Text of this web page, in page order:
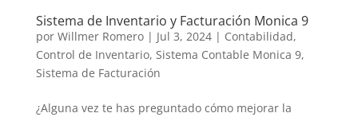
Sistema de Inventario y Facturación Monica 9
por Willmer Romero| Jul 3, 2024| Contabilidad,
Control de Inventario, Sistema Contable Monica 9,
Sistema de Facturación
¿Alguna vez te has preguntado cómo mejorar la